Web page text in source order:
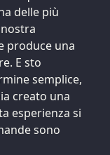
delle più
produce una
E sto
semplice,
creato una
esperienza si
sono